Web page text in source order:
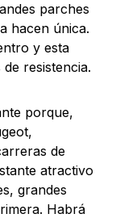
parches
hacen única.
y esta
resistencia.
porque,
de
atractivo
grandes
Habrá